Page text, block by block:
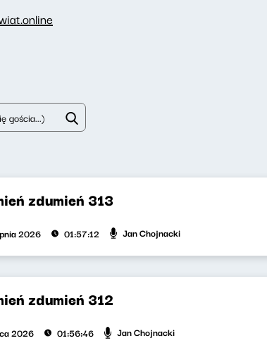
zdumień 313
2026 01:57:12 Jan Chojnacki
zdumień 312
2026 01:56:46 Jan Chojnacki